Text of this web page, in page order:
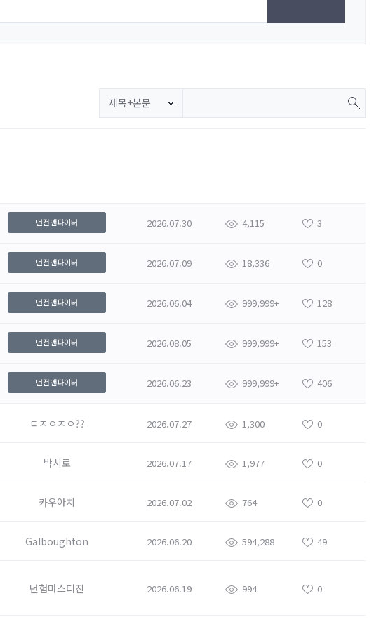
제목+본문
던전앤파이터 2026.07.30 4,115 3
던전앤파이터 2026.07.09 18,336 0
던전앤파이터 2026.06.04 999,999+ 128
던전앤파이터 2026.08.05 999,999+ 153
던전앤파이터 2026.06.23 999,999+ 406
ㄷㅈㅇㅈㅇ?? 2026.07.27 1,300 0
박시로 2026.07.17 1,977 0
카우아치 2026.07.02 764 0
Galboughton 2026.06.20 594,288 49
던험마스터진 2026.06.19 994 0